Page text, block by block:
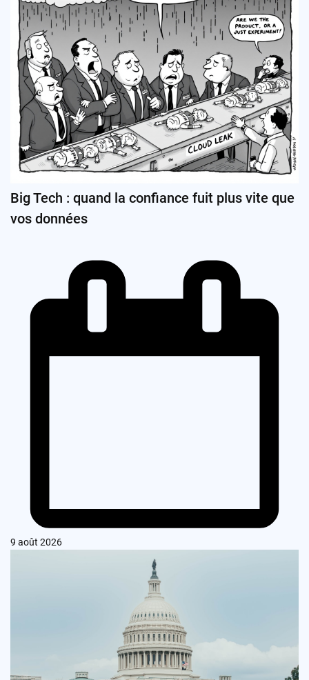
Big Tech : quand la confiance fuit plus vite que
vos données
9 août 2026